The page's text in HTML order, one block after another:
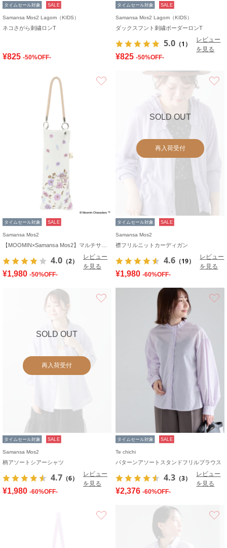
タイムセール対象 SALE
Samansa Mos2 Lagom（KIDS）
ネコさがら刺繍ロンT
¥825 -50%OFF-
タイムセール対象 SALE
Samansa Mos2 Lagom（KIDS）
ダックスフント刺繍ボーダーロンT
5.0 （1）
レビュー
を見る
¥825 -50%OFF-
タイムセール対象 SALE
Samansa Mos2
4.0 （2）
レビュー
を見る
¥1,980 -50%OFF-
SOLD OUT
再入荷受付
タイムセール対象 SALE
Samansa Mos2
襟フリルニットカーディガン
4.6 （19）
レビュー
を見る
¥1,980 -60%OFF-
SOLD OUT
再入荷受付
タイムセール対象 SALE
Samansa Mos2
柄アソートシアーシャツ
4.7 （6）
レビュー
を見る
¥1,980 -60%OFF-
タイムセール対象 SALE
Te chichi
パターンアソートスタンドフリルブラウス
4.3 （3）
レビュー
を見る
¥2,376 -60%OFF-